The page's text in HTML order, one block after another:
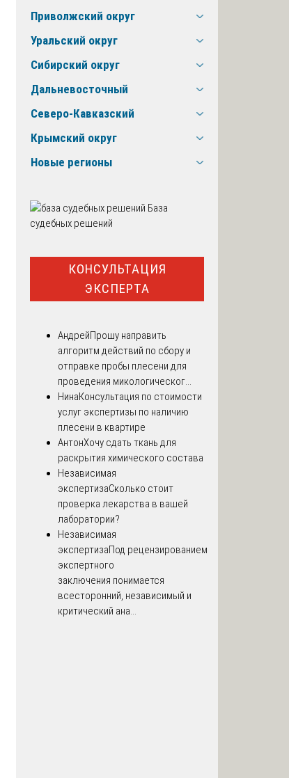
Приволжский округ
Уральский округ
Сибирский округ
Дальневосточный
Северо-Кавказский
Крымский округ
Новые регионы
База
судебных решений
КОНСУЛЬТАЦИЯ
ЭКСПЕРТА
АндрейПрошу направить
алгоритм действий по сбору и
отправке пробы плесени для
проведения микологическог...
НинаКонсультация по стоимости
услуг экспертизы по наличию
плесени в квартире
АнтонХочу сдать ткань для
раскрытия химического состава
Независимая
экспертизаСколько стоит
проверка лекарства в вашей
лаборатории?
Независимая
экспертизаПод рецензированием
экспертного
заключения понимается
всесторонний, независимый и
критический ана...